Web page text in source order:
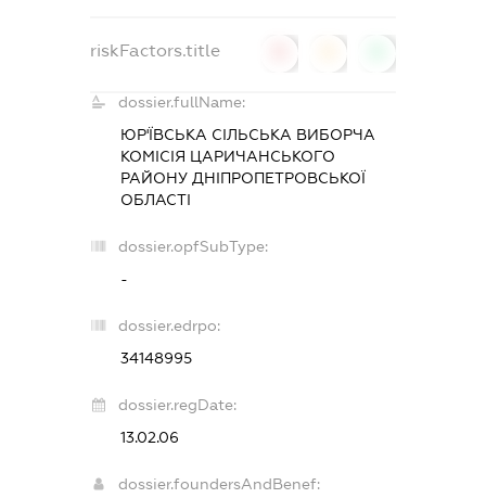
riskFactors.title
dossier.fullName:
ЮР'ЇВСЬКА СІЛЬСЬКА ВИБОРЧА
КОМІСІЯ ЦАРИЧАНСЬКОГО
РАЙОНУ ДНІПРОПЕТРОВСЬКОЇ
ОБЛАСТІ
dossier.opfSubType:
-
dossier.edrpo:
34148995
dossier.regDate:
13.02.06
dossier.foundersAndBenef: